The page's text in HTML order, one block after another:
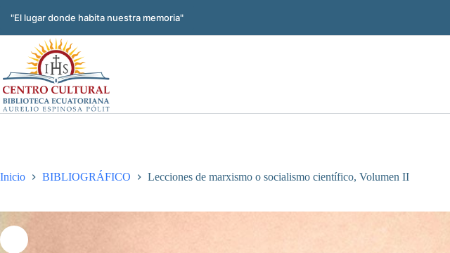
"El lugar donde habita nuestra memoria"
Inicio BIBLIOGRÁFICO Lecciones de marxismo o socialismo científico, Volumen II